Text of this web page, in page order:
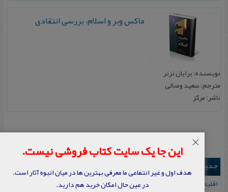
ماکس‌ وبر و اسلام‌، بررسی‌ انتقادی
نویسنده: برایان ترنر
مترجم: سعید وصالی
ناشر: مرکز
جدیدترین ها
اقلیم مورخان؛ مهارت‌های تاریخ ورزی علمی
این جا یک سایت کتاب فروشی نیست.
هدف اول و غیر انتفاعی ما معرفی بهترین ها در میان انبوه آثار است.
در عین حال امکان خرید هم دارید.
×